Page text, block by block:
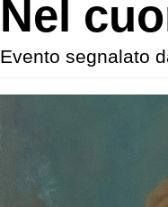
Nel
Evento segnalato